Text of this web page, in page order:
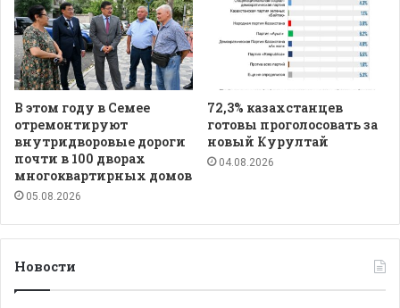
В этом году в Семее
отремонтируют
внутридворовые дороги
почти в 100 дворах
многоквартирных домов
05.08.2026
72,3% казахстанцев
готовы проголосовать за
новый Курултай
04.08.2026
Новости